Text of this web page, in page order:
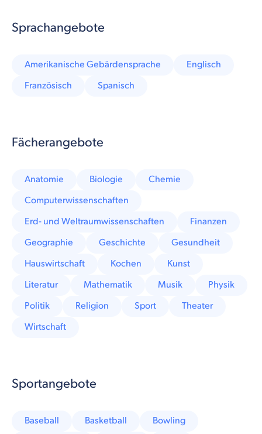
Sprachangebote
Amerikanische Gebärdensprache
Englisch
Französisch
Spanisch
Fächerangebote
Anatomie Biologie
Chemie
Computerwissenschaften
Erd- und Weltraumwissenschaften
Finanzen
Geographie
Geschichte
Gesundheit
Hauswirtschaft
Kochen
Kunst
Literatur
Mathematik Musik
Physik
Politik
Religion Sport
Theater
Wirtschaft
Sportangebote
Baseball Basketball
Bowling